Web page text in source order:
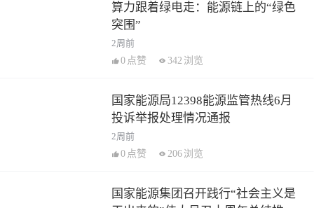
算力跟着绿电走：能源链上的“绿色
突围”
2周前
0 点赞 342 浏览
国家能源局12398能源监管热线6月
投诉举报处理情况通报
2周前
0 点赞 206 浏览
国家能源集团召开践行“社会主义是